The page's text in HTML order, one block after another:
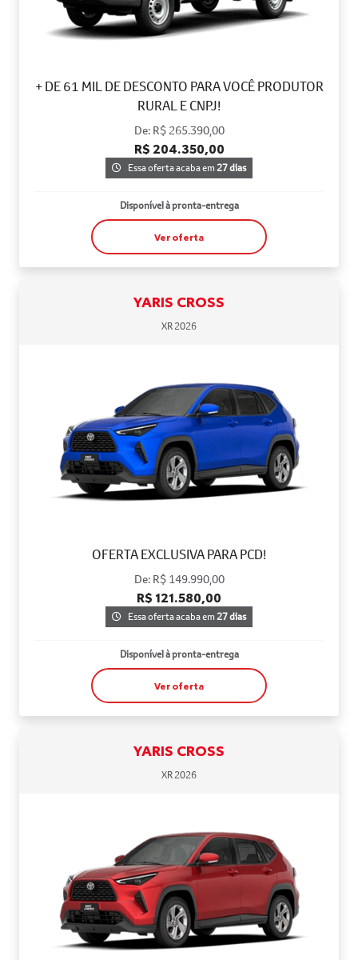
+ DE 61 MIL DE DESCONTO PARA VOCÊ PRODUTOR
RURAL E CNPJ!
De: R$ 265.390,00
R$ 204.350,00
Essa oferta acaba em27 dias
Disponível à pronta-entrega
Ver oferta
YARIS CROSS
XR 2026
OFERTA EXCLUSIVA PARA PCD!
De: R$ 149.990,00
R$ 121.580,00
Essa oferta acaba em27 dias
Disponível à pronta-entrega
Ver oferta
YARIS CROSS
XR 2026